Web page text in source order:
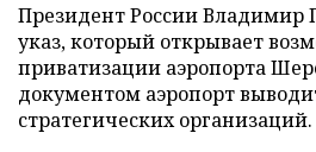
Президент России Владимир
указ, который открывает
приватизации аэропорта
документом аэропорт
стратегических организаций.